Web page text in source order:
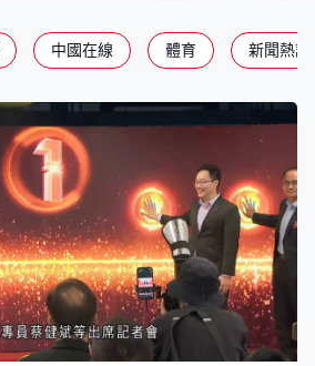
中國在線 體育 新聞熱話